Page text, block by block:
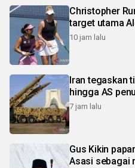
Christopher
target utama
10 jam lalu
Iran tegaskan
hingga AS
7 jam lalu
Gus Kikin
Asasi sebagai